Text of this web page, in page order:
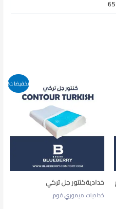
تخفيضات!
خداديةكنتور جل تركي
خداديات ميموري فوم